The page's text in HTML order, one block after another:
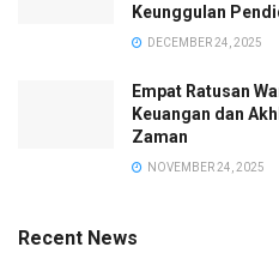
Keunggulan
DECEMBER 24, 2025
Empat Ratusan
Keuangan dan
Zaman
NOVEMBER 24, 2025
Recent News